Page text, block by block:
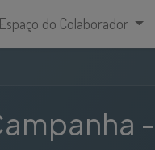
Espaço do Colaborador